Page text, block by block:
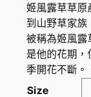
姬風露草草原
到山野草家
被稱為姬風露
是他的花期，
季開花不斷
Size